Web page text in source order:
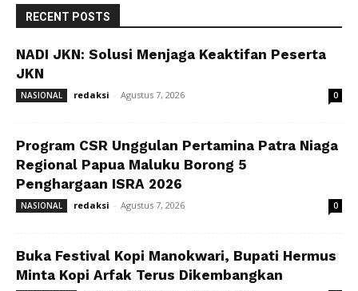
RECENT POSTS
NADI JKN: Solusi Menjaga Keaktifan Peserta
JKN
NASIONAL redaksi - Agustus 7, 2026 0
Program CSR Unggulan Pertamina Patra Niaga
Regional Papua Maluku Borong 5
Penghargaan ISRA 2026
NASIONAL redaksi - Agustus 7, 2026 0
Buka Festival Kopi Manokwari, Bupati Hermus
Minta Kopi Arfak Terus Dikembangkan